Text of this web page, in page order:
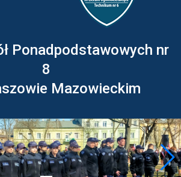
Ponadpodstawowych nr
8
Mazowieckim